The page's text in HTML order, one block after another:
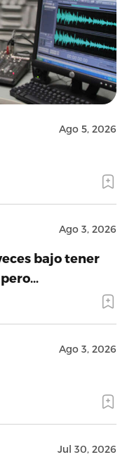
Ago 5, 2026
Ago 3, 2026
bajo tener
Ago 3, 2026
Jul 30, 2026